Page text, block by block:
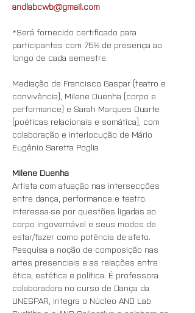
andlabcwb@gmail.com
*Será fornecido certificado para
participantes com 75% de presença ao
longo de cada semestre.
Mediação de Francisco Gaspar (teatro e
convivência), Milene Duenha (corpo e
performance) e Sarah Marques Duarte
(poéticas relacionais e somática), com
colaboração e interlocução de Mário
Eugênio Saretta Poglia
Milene Duenha
Artista com atuação nas intersecções
entre dança, performance e teatro.
Interessa-se por questões ligadas ao
corpo ingovernável e seus modos de
estar/fazer como potência de afeto.
Pesquisa a noção de composição nas
artes presenciais e as relações entre
ética, estética e política. É professora
colaboradora no curso de Dança da
UNESPAR, integra o Núcleo AND Lab